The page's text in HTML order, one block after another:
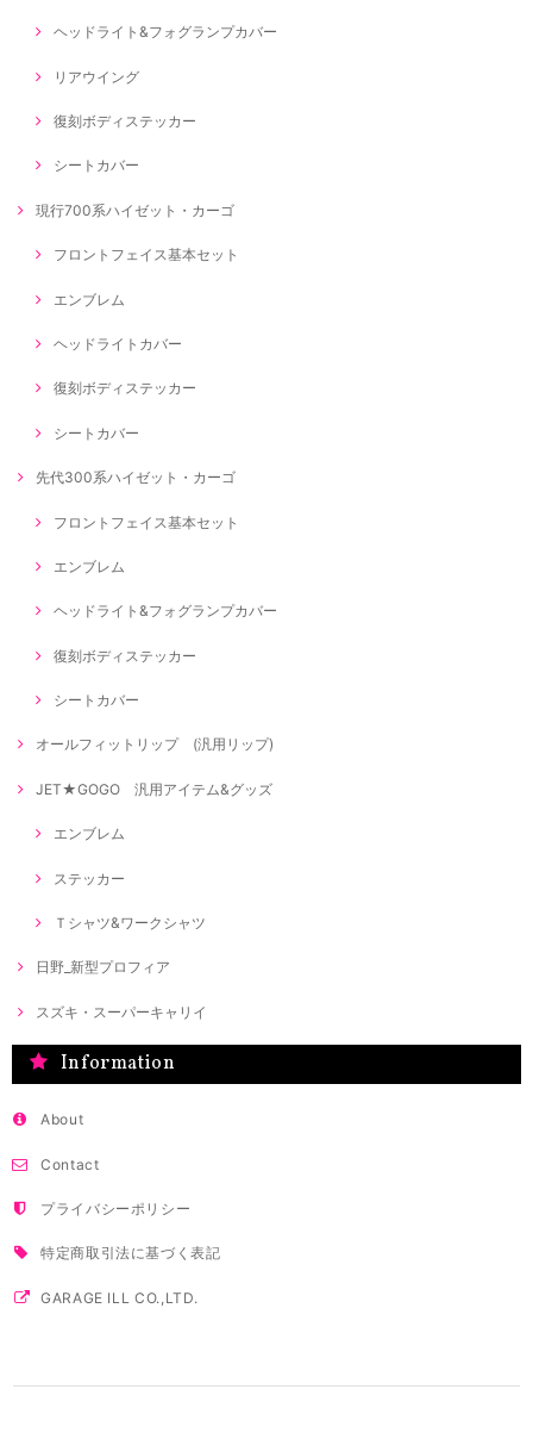
ヘッドライト&フォグランプカバー
リアウイング
復刻ボディステッカー
シートカバー
現行700系ハイゼット・カーゴ
フロントフェイス基本セット
エンブレム
ヘッドライトカバー
復刻ボディステッカー
シートカバー
先代300系ハイゼット・カーゴ
フロントフェイス基本セット
エンブレム
ヘッドライト&フォグランプカバー
復刻ボディステッカー
シートカバー
オールフィットリップ (汎用リップ)
JET★GOGO 汎用アイテム&グッズ
エンブレム
ステッカー
Ｔシャツ&ワークシャツ
日野_新型プロフィア
スズキ・スーパーキャリイ
Information
About
Contact
プライバシーポリシー
特定商取引法に基づく表記
GARAGE ILL CO.,LTD.